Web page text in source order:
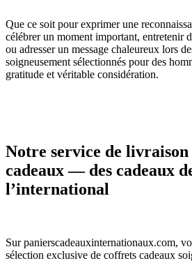
Que ce soit pour exprimer une
célébrer un moment important, entretenir
ou adresser un message chaleureux lors
soigneusement sélectionnés pour des
gratitude et véritable considération.
Notre service de
cadeaux — des cadeaux
l’international
Sur panierscadeauxinternationaux.com,
sélection exclusive de coffrets cadeaux